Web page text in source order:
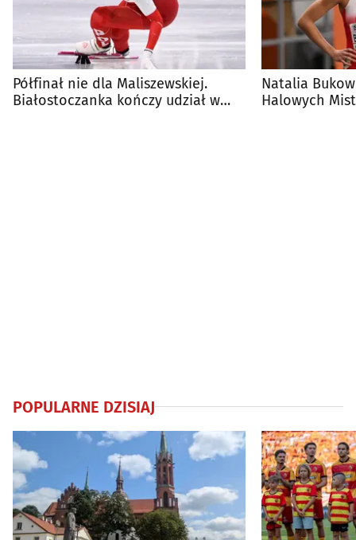
Półfinał nie dla Maliszewskiej.
Białostoczanka kończy udział w
Natalia
Halowych
POPULARNE DZISIAJ